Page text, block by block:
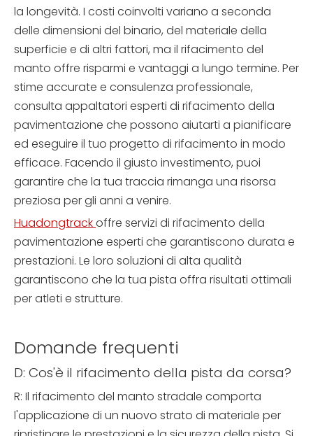
la longevità. I costi coinvolti variano a seconda
delle dimensioni del binario, del materiale della
superficie e di altri fattori, ma il rifacimento del
manto offre risparmi e vantaggi a lungo termine. Per
stime accurate e consulenza professionale,
consulta appaltatori esperti di rifacimento della
pavimentazione che possono aiutarti a pianificare
ed eseguire il tuo progetto di rifacimento in modo
efficace. Facendo il giusto investimento, puoi
garantire che la tua traccia rimanga una risorsa
preziosa per gli anni a venire.
Huadongtrackoffre servizi di rifacimento della
pavimentazione esperti che garantiscono durata e
prestazioni. Le loro soluzioni di alta qualità
garantiscono che la tua pista offra risultati ottimali
per atleti e strutture.
Domande frequenti
D: Cos'è il rifacimento della pista da corsa?
R: Il rifacimento del manto stradale comporta
l'applicazione di un nuovo strato di materiale per